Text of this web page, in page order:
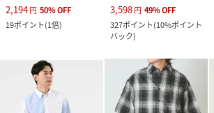
2,194円 50%OFF
19ポイント(1倍)
3,598円 49%OFF
327ポイント(10%ポイント
バック)